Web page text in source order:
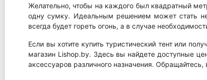
Желательно, чтобы на каждого был квадратный
одну сумку. Идеальным решением может стать
всегда будет гореть огонь, а в случае
Если вы хотите купить туристический тент или
магазин Lishop.by. Здесь вы найдете доступные
аксессуаров различного назначения.